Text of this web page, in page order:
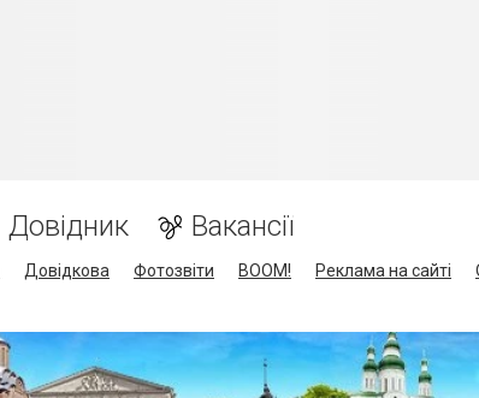
Довідник Вакансії
Довідкова Фотозвіти BOOM! Реклама на сайті